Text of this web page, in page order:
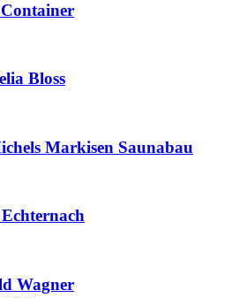
Bloss
Markisen Saunabau
Wagner